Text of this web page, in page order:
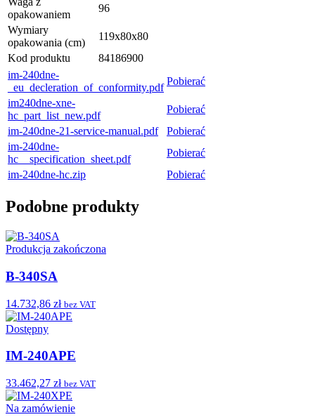
opakowaniem
96
Wymiary
opakowania (cm)
119x80x80
Kod produktu
84186900
im-240dne-
_eu_decleration_of_conformity.pdf
Pobierać
im240dne-xne-
hc_part_list_new.pdf
Pobierać
im-240dne-21-service-manual.pdf
Pobierać
im-240dne-
hc__specification_sheet.pdf
Pobierać
im-240dne-hc.zip
Pobierać
Podobne produkty
Produkcja zakończona
B-340SA
14.732,86 zł bez VAT
Dostępny
IM-240APE
33.462,27 zł bez VAT
Na zamówienie